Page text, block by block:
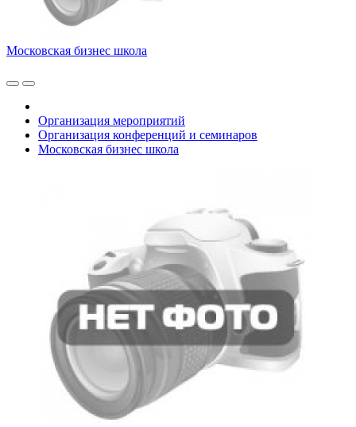
Московская бизнес школа
Организация мероприятий
Организация конференций и семинаров
Московская бизнес школа